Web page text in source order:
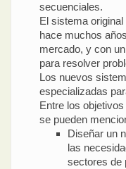
secuenciales.
El sistema
hace muchos
mercado, y con
para resolver
Los nuevos
especializadas
Entre los
se pueden
Diseñar un
las
sectores de